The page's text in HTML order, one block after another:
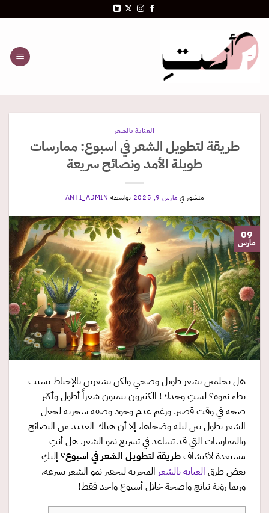
للمحتوى
العناية بالشعر
طريقة لتطويل الشعر في اسبوع: ممارسات
طويلة الأمد ونصائح سريعة
منشور في مارس 9, 2025 بواسطة ANTI_ADMIN
09
مارس
هل تحلمين بشعر طويل وصحي ولكن تشعرين بالإحباط بسبب
بطء نموه؟ لستِ وحدك! الكثيرون يتمنون شعراً أطول وأكثر
صحة في وقت قصير. ورغم عدم وجود وصفة سحرية لجعل
الشعر يطول بين ليلة وضحاها، إلا أن هناك العديد من النصائح
والممارسات التي قد تساعد في تسريع نمو الشعر. هل أنتِ
مستعدة لاكتشافطريقة لتطويل الشعر في اسبوع؟ إليكِ
بعض طرق العناية بالشعر المجربة لتحفيز نمو الشعر بسرعة،
وربما رؤية نتائج واضحة خلال أسبوع واحد فقط!